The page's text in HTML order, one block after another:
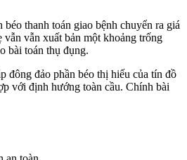
thanh toán giao bệnh chuyển ra giá
vẫn xuất bản một khoảng trống
bài toán thụ đụng.
đông đảo phần béo thị hiếu của tín đồ
với định hướng toàn cầu. Chính bài